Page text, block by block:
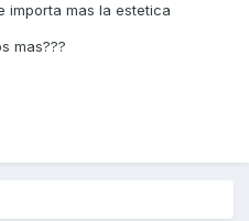
importa mas la estetica
mas???